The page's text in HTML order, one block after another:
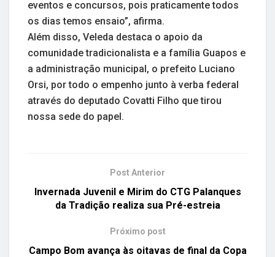
eventos e concursos, pois praticamente todos
os dias temos ensaio”, afirma.
Além disso, Veleda destaca o apoio da
comunidade tradicionalista e a família Guapos e
a administração municipal, o prefeito Luciano
Orsi, por todo o empenho junto à verba federal
através do deputado Covatti Filho que tirou
nossa sede do papel.
Post Anterior
Invernada Juvenil e Mirim do CTG Palanques
da Tradição realiza sua Pré-estreia
Próximo post
Campo Bom avança às oitavas de final da Copa